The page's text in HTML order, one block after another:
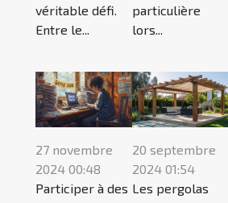
véritable défi.
Entre le...
particulière
lors...
27 novembre
2024 00:48
Participer à des
20 septembre
2024 01:54
Les pergolas